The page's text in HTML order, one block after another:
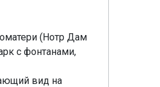
(Нотр Дам
с фонтанами,
вид на